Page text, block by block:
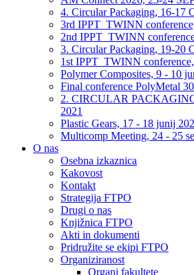
4. Circular Packaging, 16-17
3rd IPPT_TWINN
2nd IPPT_TWINN
3. Circular Packaging, 19-20
1st IPPT_TWINN
Polymer Composites, 9 - 10
Final conference PolyMetal
2. CIRCULAR
2021
Plastic Gears, 17 - 18 junij
Multicomp Meeting, 24 - 25
O nas
Osebna izkaznica
Kakovost
Kontakt
Strategija FTPO
Drugi o nas
Knjižnica FTPO
Akti in dokumenti
Pridružite se ekipi FTPO
Organiziranost
Organi fakultete